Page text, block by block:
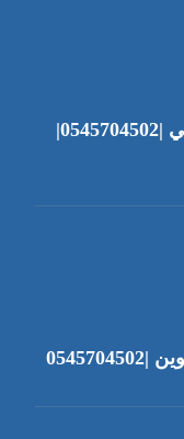
شركة تنظيف خزانات في ابوظبي |0545704502|